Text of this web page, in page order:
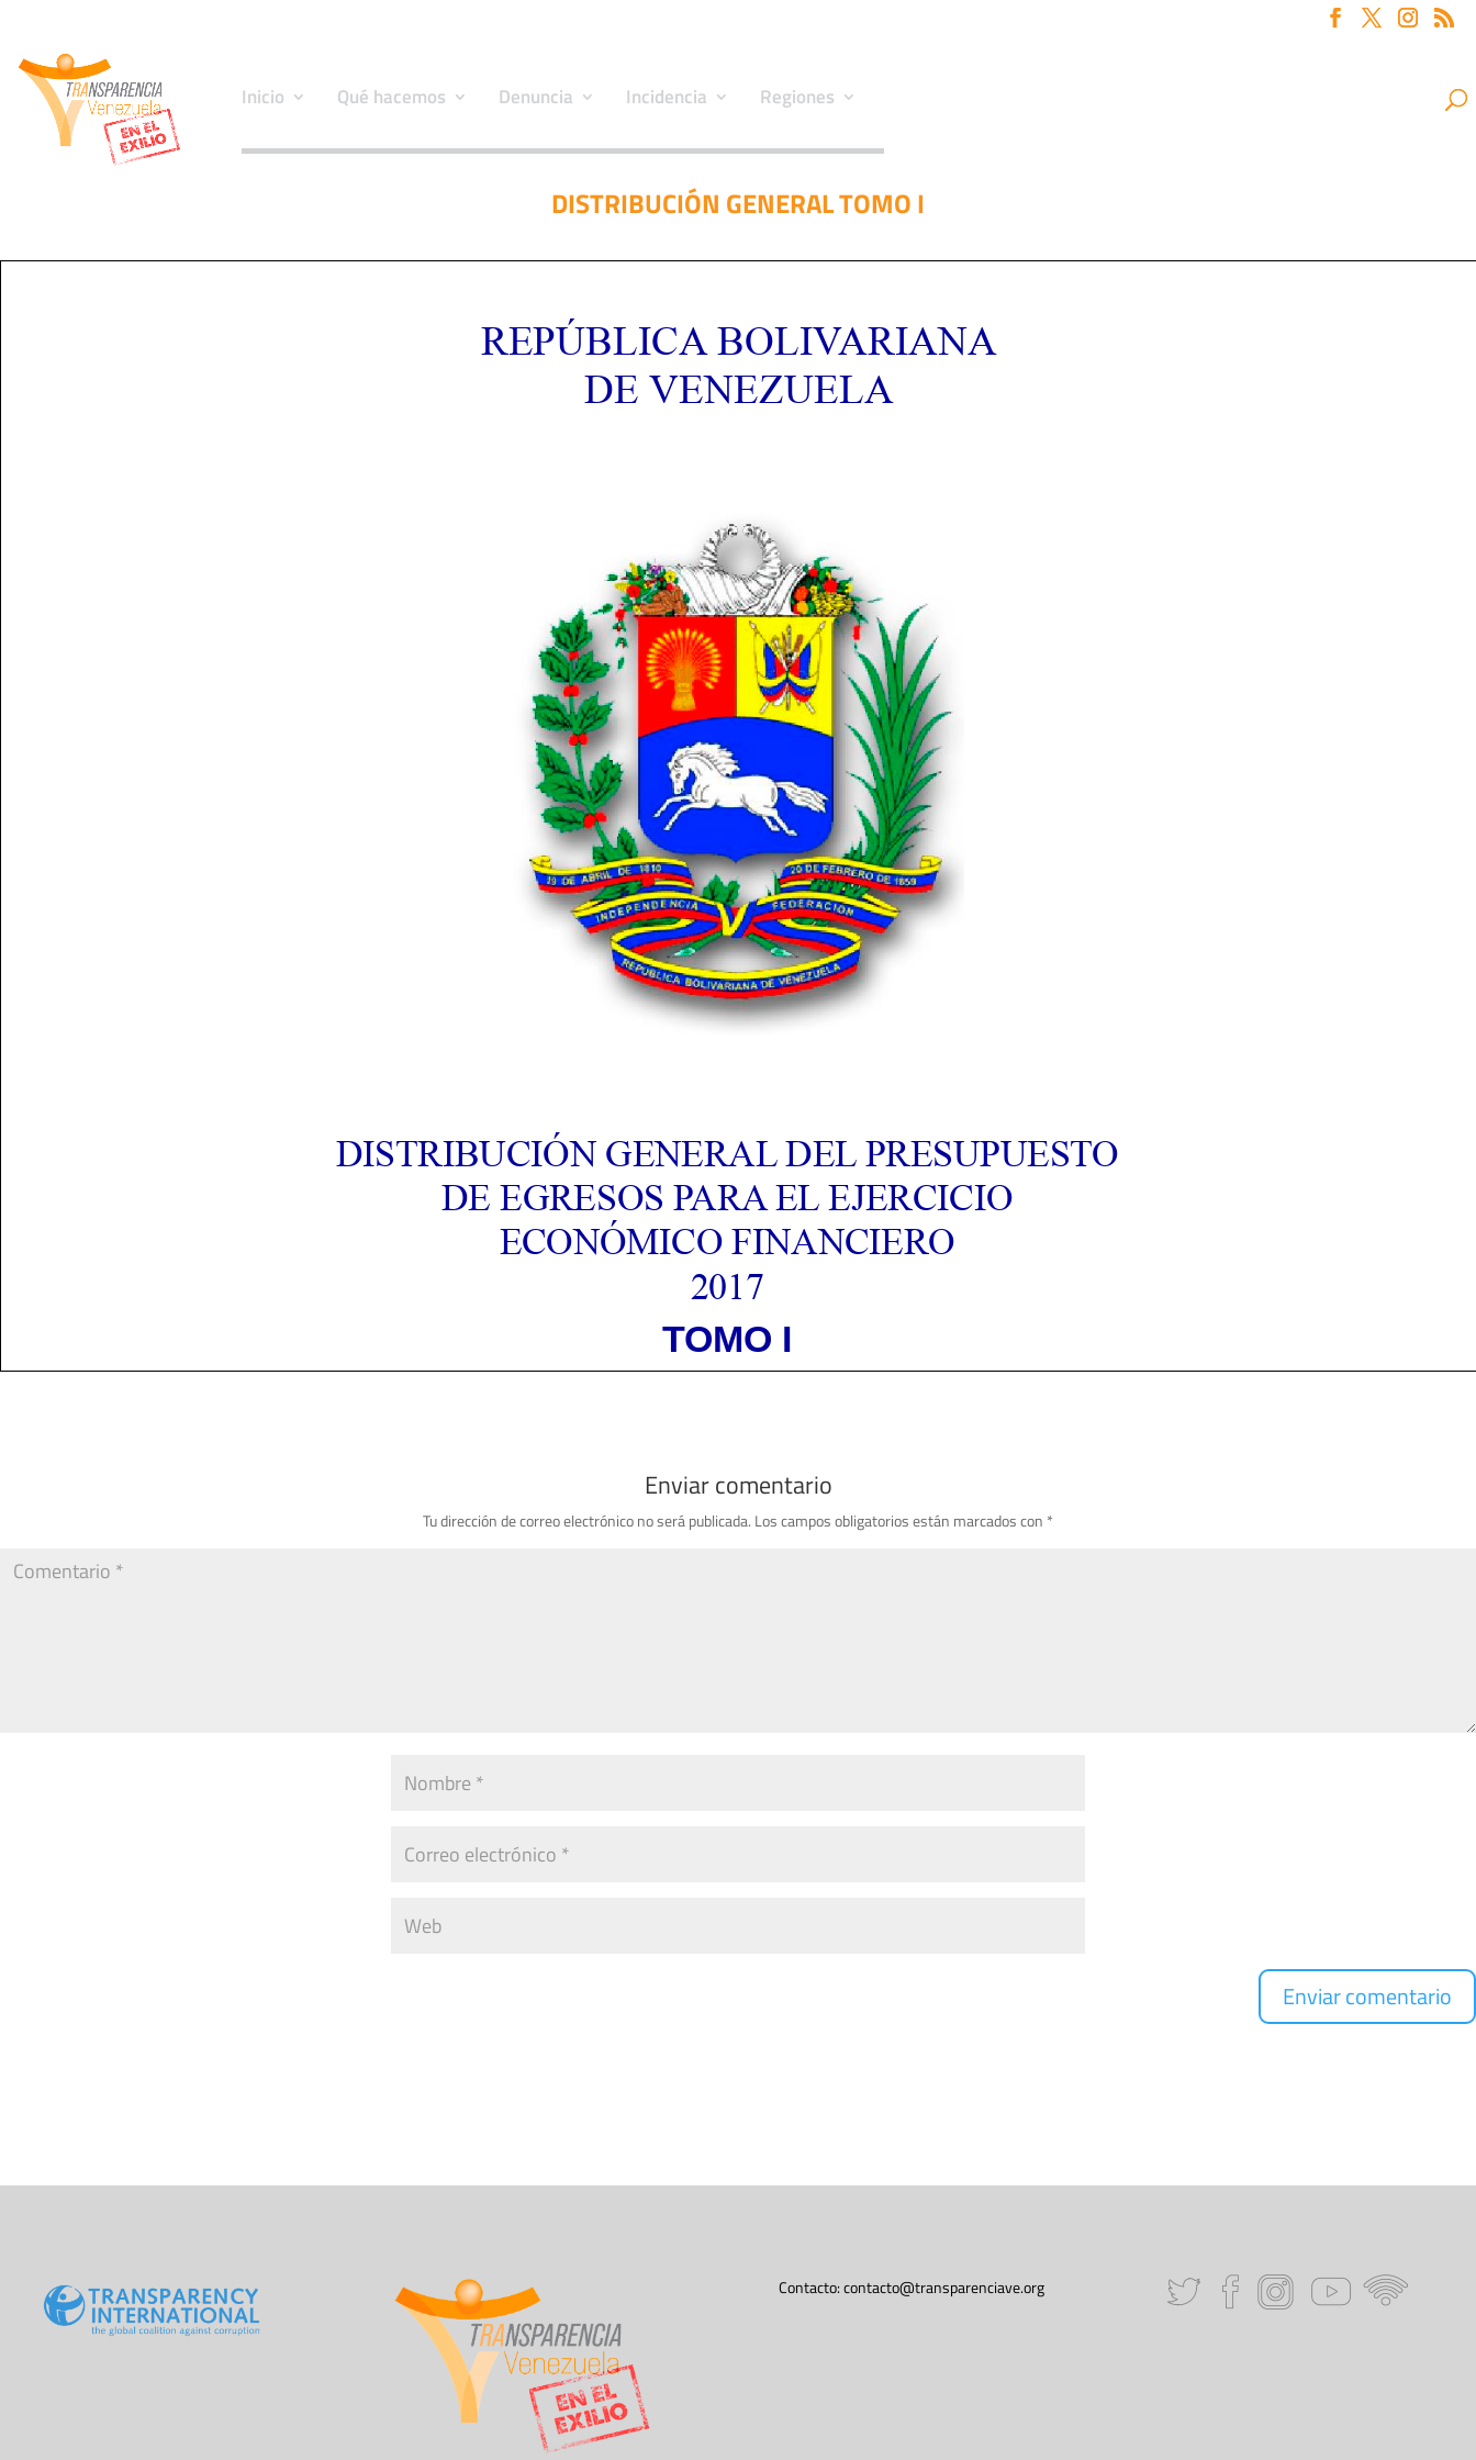
Inicio Qué hacemos Denuncia Incidencia Regiones
DISTRIBUCIÓN GENERAL TOMO I
Enviar comentario
Tu dirección de correo electrónico no será publicada. Los campos obligatorios están marcados con *
Contacto:contacto@transparenciave.org